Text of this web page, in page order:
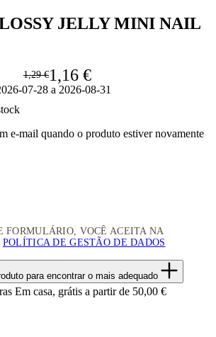
JELLY MINI NAIL
1,29 €1,16 €
07-28 a 2026-08-31
e-mail quando o produto estiver novamente
FORMULÁRIO, VOCÊ ACEITA NA
POLÍTICA DE GESTÃO DE DADOS
para encontrar o mais adequado
Em casa, grátis a partir de 50,00 €